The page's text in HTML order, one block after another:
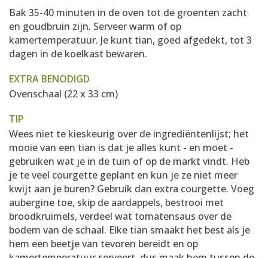
Bak 35-40 minuten in de oven tot de groenten zacht
en goudbruin zijn. Serveer warm of op
kamertemperatuur. Je kunt tian, goed afgedekt, tot 3
dagen in de koelkast bewaren.
EXTRA BENODIGD
Ovenschaal (22 x 33 cm)
TIP
Wees niet te kieskeurig over de ingrediëntenlijst; het
mooie van een tian is dat je alles kunt - en moet -
gebruiken wat je in de tuin of op de markt vindt. Heb
je te veel courgette geplant en kun je ze niet meer
kwijt aan je buren? Gebruik dan extra courgette. Voeg
aubergine toe, skip de aardappels, bestrooi met
broodkruimels, verdeel wat tomatensaus over de
bodem van de schaal. Elke tian smaakt het best als je
hem een beetje van tevoren bereidt en op